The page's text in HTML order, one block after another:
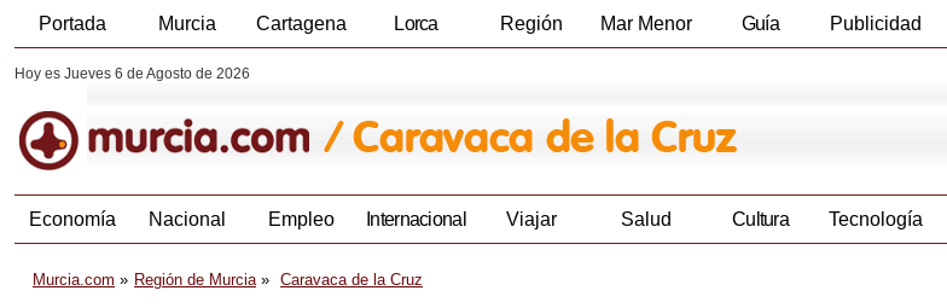
Portada Murcia Cartagena Lorca Región Mar Menor Guía Publicidad
Hoy es Jueves 6 de Agosto de 2026
Economía Nacional Empleo Internacional Viajar Salud Cultura Tecnología
Murcia.com Región de Murcia Caravaca de la Cruz